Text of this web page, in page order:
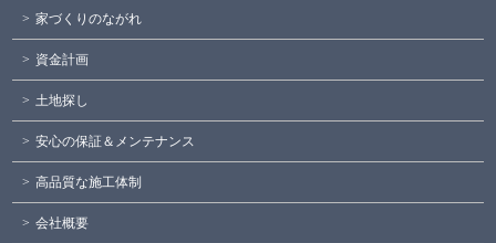
家づくりのながれ
資金計画
土地探し
安心の保証＆メンテナンス
高品質な施工体制
会社概要